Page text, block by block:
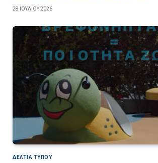
28 ΙΟΥΛΊΟΥ 2026
ΔΕΛΤΙΑ ΤΥΠΟΥ